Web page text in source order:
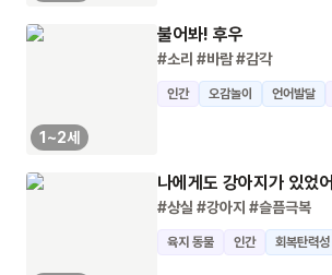
1~2세
불어봐! 후우
#소리 #바람#감각
인간 오감놀이 언어발달
나에게도 강아지가 있었어
#상실 #강아지 #슬픔극복
육지 동물 인간 회복탄력성